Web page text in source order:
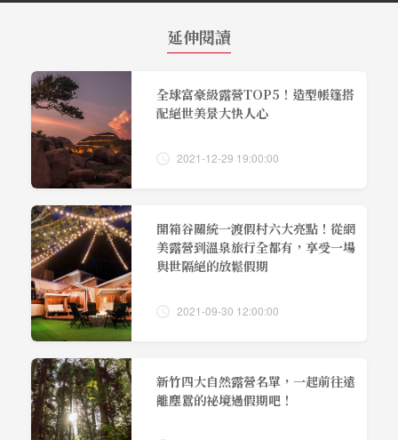
延伸閱讀
全球富豪級露營TOP5！造型帳篷搭
配絕世美景大快人心
2021-12-29 19:00:00
開箱谷關統一渡假村六大亮點！從網
美露營到溫泉旅行全都有，享受一場
與世隔絕的放鬆假期
2021-09-30 12:00:00
新竹四大自然露營名單，一起前往遠
離塵囂的祕境過假期吧！